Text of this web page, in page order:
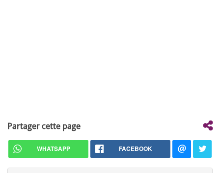
Partager cette page
WHATSAPP FACEBOOK